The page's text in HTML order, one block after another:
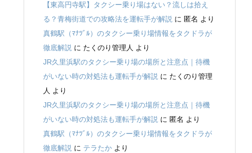
【東高円寺駅】タクシー乗り場はない？流しは拾え
る？青梅街道での攻略法を運転手が解説 に 匿名 より
真鶴駅（ﾏﾅﾂﾞﾙ）のタクシー乗り場情報をタクドラが
徹底解説 に たくのり管理人 より
JR久里浜駅のタクシー乗り場の場所と注意点｜待機
がいない時の対処法も運転手が解説 に たくのり管理
人 より
JR久里浜駅のタクシー乗り場の場所と注意点｜待機
がいない時の対処法も運転手が解説 に 匿名 より
真鶴駅（ﾏﾅﾂﾞﾙ）のタクシー乗り場情報をタクドラが
徹底解説 に テラたか より